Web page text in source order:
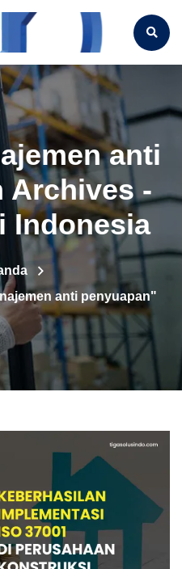
anti
Archives -
Indonesia
anti penyuapan"